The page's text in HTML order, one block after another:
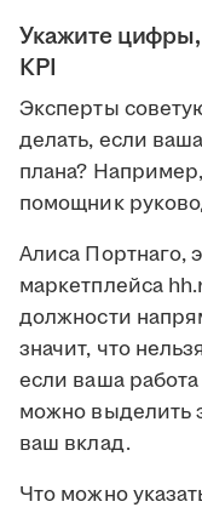
Укажите
KPI
Эксперты
делать, если
плана?
помощник
Алиса Портнаго,
маркетплейса
должности
значит, что
если ваша
можно выделить
ваш вклад.
Что можно